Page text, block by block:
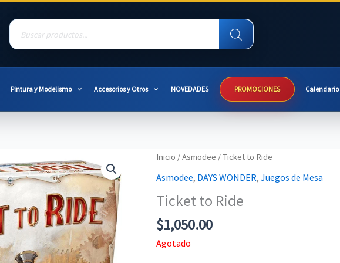
Products
search
Pintura y Modelismo Accesorios y Otros NOVEDADES PROMOCIONES Calendario
Inicio /Asmodee / Ticket to Ride
Asmodee, DAYS WONDER, Juegos de Mesa
Ticket to Ride
$1,050.00
Agotado